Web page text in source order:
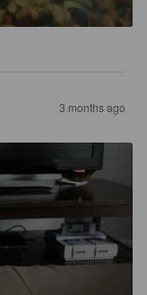
3 months ago